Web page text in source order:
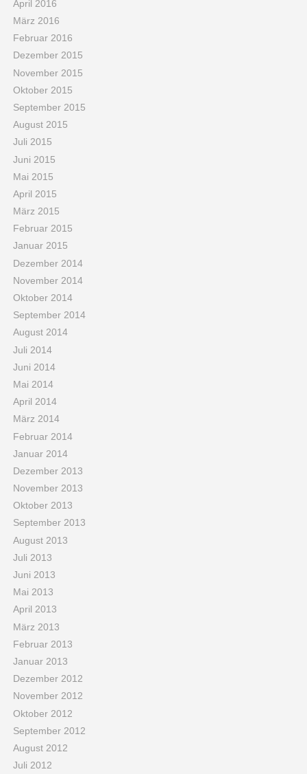
April 2016
März 2016
Februar 2016
Dezember 2015
November 2015
Oktober 2015
September 2015
August 2015
Juli 2015
Juni 2015
Mai 2015
April 2015
März 2015
Februar 2015
Januar 2015
Dezember 2014
November 2014
Oktober 2014
September 2014
August 2014
Juli 2014
Juni 2014
Mai 2014
April 2014
März 2014
Februar 2014
Januar 2014
Dezember 2013
November 2013
Oktober 2013
September 2013
August 2013
Juli 2013
Juni 2013
Mai 2013
April 2013
März 2013
Februar 2013
Januar 2013
Dezember 2012
November 2012
Oktober 2012
September 2012
August 2012
Juli 2012